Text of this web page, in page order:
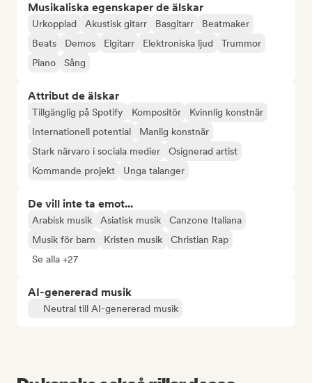
Musikaliska egenskaper de älskar
Urkopplad Akustisk gitarr Basgitarr
Beatmaker
Beats
Demos Elgitarr Elektroniska ljud
Trummor
Piano
Sång
Attribut de älskar
Tillgänglig på Spotify Kompositör
Kvinnlig konstnär
Internationell potential
Manlig konstnär
Stark närvaro i sociala medier
Osignerad artist
Kommande projekt
Unga talanger
De vill inte ta emot...
Arabisk musik Asiatisk musik
Canzone Italiana
Musik för barn
Kristen musik
Christian Rap
Se alla +27
AI-genererad musik
Neutral till AI-genererad musik